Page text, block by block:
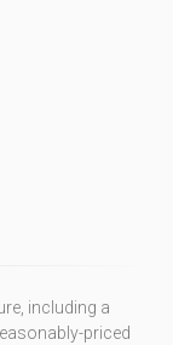
including a
priced